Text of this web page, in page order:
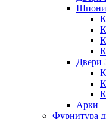
Двери
Арки
Фурнитура